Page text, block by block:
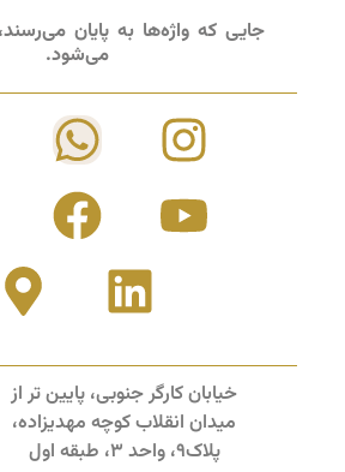
جایی که واژه‌ها به پایان
می‌شود.
خیابان کارگر جنوبی، پایین تر از
میدان انقلاب کوچه مهدیزاده،
پلاک9، واحد 3، طبقه اول